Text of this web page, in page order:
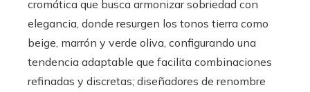
cromática que busca armonizar sobriedad con
elegancia, donde resurgen los tonos tierra como
beige, marrón y verde oliva, configurando una
tendencia adaptable que facilita combinaciones
refinadas y discretas; diseñadores de renombre